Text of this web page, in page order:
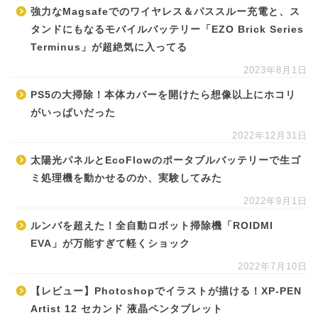
強力なMagsafeでのワイヤレス＆パススルー充電と、ス
タンドにもなるモバイルバッテリー「EZO Brick Series
Terminus」が超絶気に入ってる
2023年8月1日
PS5の大掃除！本体カバーを開けたら想像以上にホコリ
がいっぱいだった
2022年12月31日
太陽光パネルとEcoFlowのポータブルバッテリーで生ゴ
ミ処理機を動かせるのか、実験してみた
2022年9月1日
ルンバを超えた！全自動ロボット掃除機「ROIDMI
EVA」が万能すぎて軽くショック
2022年7月10日
【レビュー】Photoshopでイラストが描ける！XP-PEN
Artist 12 セカンド 液晶ペンタブレット